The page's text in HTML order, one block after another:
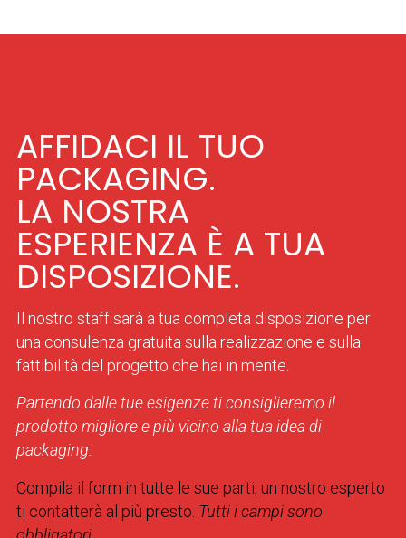
AFFIDACI IL TUO
PACKAGING.
LA NOSTRA
ESPERIENZA È A TUA
DISPOSIZIONE.
Il nostro staff sarà a tua completa disposizione per
una consulenza gratuita sulla realizzazione e sulla
fattibilità del progetto che hai in mente.
Partendo dalle tue esigenze ti consiglieremo il
prodotto migliore e più vicino alla tua idea di
packaging.
Compila il form in tutte le sue parti, un nostro esperto
ti contatterà al più presto. Tutti i campi sono